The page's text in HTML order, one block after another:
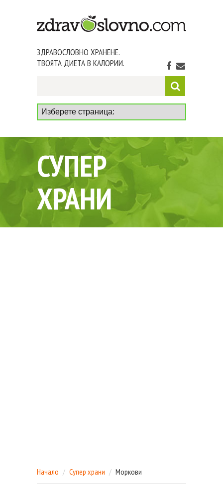
ЗДРАВОСЛОВНО ХРАНЕНЕ.
ТВОЯТА ДИЕТА В КАЛОРИИ.
СУПЕР
ХРАНИ
Начало Супер храни Моркови